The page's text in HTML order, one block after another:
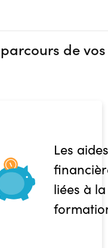
de vos
Les aides
liées à la